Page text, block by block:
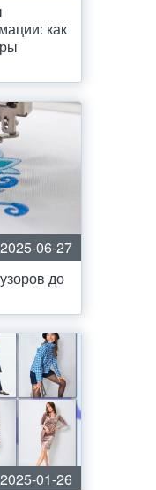
как
2025-06-27
до
2025-01-26